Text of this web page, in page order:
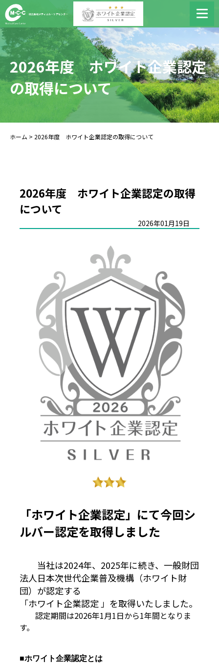
2026年度 ホワイト企業認定
の取得について
ホーム > 2026年度 ホワイト企業認定の取得について
2026年度 ホワイト企業認定の取得
について
2026年01月19日
「ホワイト企業認定」にて今回シ
ルバー認定を取得しました
当社は2024年、2025年に続き、一般財団
法人日本次世代企業普及機構（ホワイト財
団）が認定する
「ホワイト企業認定 」を取得いたしました。
認定期間は2026年1月1日から1年間となりま
す。
■ホワイト企業認定とは